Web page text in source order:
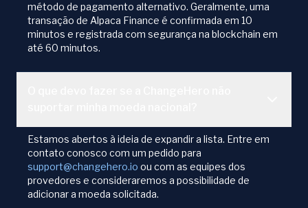
método de pagamento alternativo. Geralmente, uma
transação de Alpaca Finance é confirmada em 10
minutos e registrada com segurança na blockchain em
até 60 minutos.
Estamos abertos à ideia de expandir a lista. Entre em
contato conosco com um pedido para
support@changehero.io ou com as equipes dos
provedores e consideraremos a possibilidade de
adicionar a moeda solicitada.